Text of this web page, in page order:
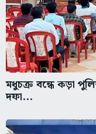
মধুচক্র বন্ধে কড়া
দফা...